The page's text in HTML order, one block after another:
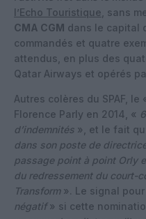
l’Echo Touristique , sans
CMA CGM dans le capital
commandés et quatre
attendus, en plus des
Qatar Airways et opérés
Autres colères du SPAF, le
Florence Parly en 2014, «
d’indemnités », et le fait
dans son poste de
passage point à point Orly
du redressement du court-
Transform». Le signal
négatif» si cette